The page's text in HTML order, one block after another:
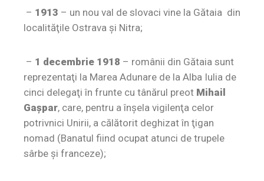
– 1913 – un nou val de slovaci vine la Gătaia din
localităţile Ostrava şi Nitra;
– 1 decembrie 1918 – românii din Gătaia sunt
reprezentaţi la Marea Adunare de la Alba Iulia de
cinci delegaţi în frunte cu tânărul preot Mihail
Gaşpar, care, pentru a înşela vigilenţa celor
potrivnici Unirii, a călătorit deghizat în ţigan
nomad (Banatul fiind ocupat atunci de trupele
sârbe şi franceze);